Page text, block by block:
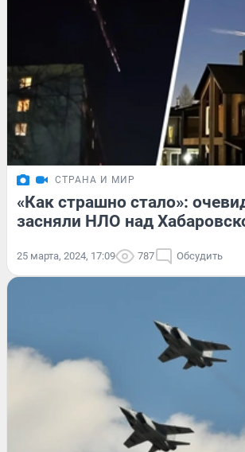
СТРАНА И МИР
«Как страшно стало»:
засняли НЛО над
25 марта, 2024, 17:09 787 Обсудить